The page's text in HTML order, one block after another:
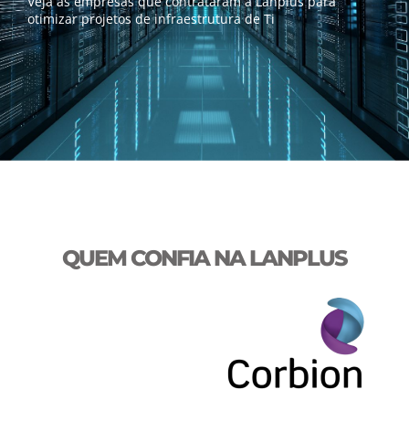
otimizar projetos de infraestrutura de Ti
QUEM CONFIA NA LANPLUS